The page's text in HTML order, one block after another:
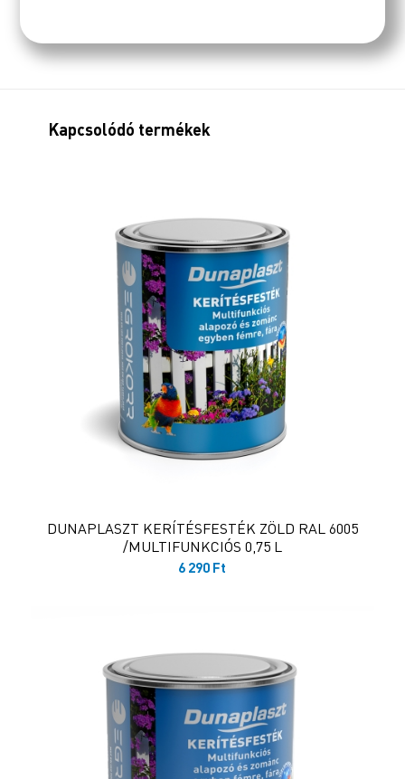
Kapcsolódó termékek
DUNAPLASZT KERÍTÉSFESTÉK ZÖLD RAL 6005
/MULTIFUNKCIÓS 0,75 L
6 290 Ft